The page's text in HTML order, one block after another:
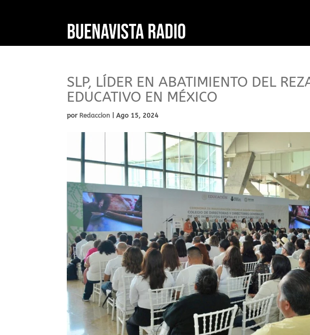
SLP, LÍDER EN ABATIMIENTO DEL
EDUCATIVO EN MÉXICO
por Redaccion |Ago 15, 2024